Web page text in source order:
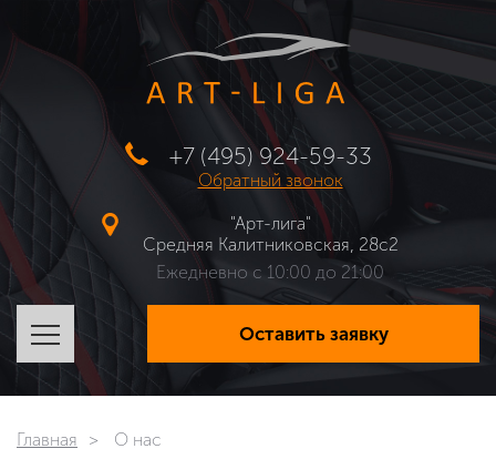
+7 (495) 924-59-33
Обратный звонок
"Арт-лига"
Средняя Калитниковская, 28с2
Ежедневно с 10:00 до 21:00
Оставить заявку
Главная О нас